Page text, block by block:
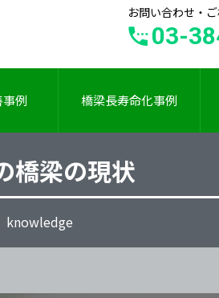
お問い合わせ・
03-
例 橋梁長寿命化事例
橋梁の現状
knowledge